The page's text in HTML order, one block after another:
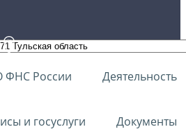
ФНС России Деятельность
и госуслуги Документы